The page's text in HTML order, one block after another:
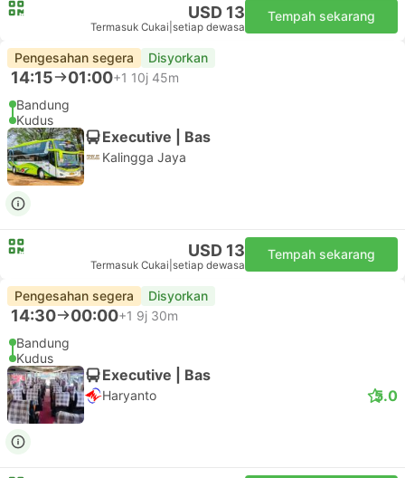
USD 13
Termasuk Cukai setiap dewasa
Tempah sekarang
Pengesahan segera Disyorkan
14:15 01:00+1 10j 45m
Bandung
Kudus
Executive | Bas
Kalingga Jaya
USD 13
Termasuk Cukai setiap dewasa
Tempah sekarang
Pengesahan segera Disyorkan
14:30 00:00+1 9j 30m
Bandung
Kudus
Executive | Bas
Haryanto 5.0